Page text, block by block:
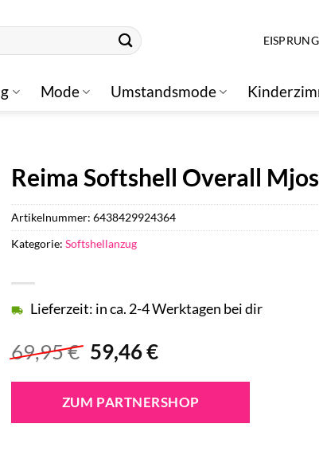
Mode Umstandsmode
Reima Softshell Overall
69,95€ Ursprünglicher
Preis
war:
69,95 €
59,46€Aktueller
ist:
59,46 €.
Lieferzeit: in ca. 2-4 Werktagen bei dir
ZUM PARTNERSHOP
Artikelnummer:6438429924364
Kategorie:Softshellanzug